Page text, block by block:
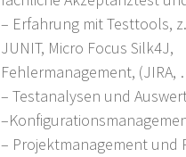
– Erfahrung mit Testtools,
JUNIT, Micro Focus
Fehlermanagement, (JIRA,
– Testanalysen und
– Projektmanagement und